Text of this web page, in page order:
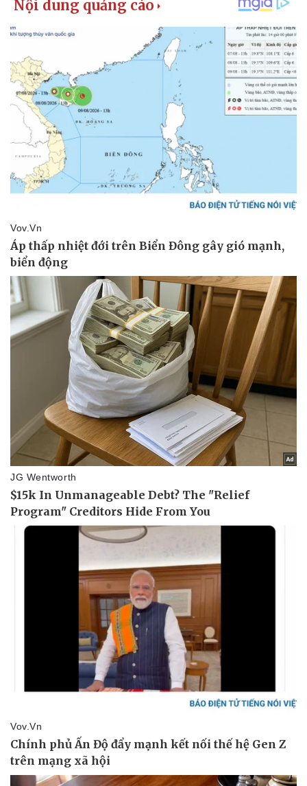
Bất động sản
Khởi nghiệp
Thị trường
Giá vàng
Tiêu dùng
Tỷ giá
Chứng khoán
Giá cà phê